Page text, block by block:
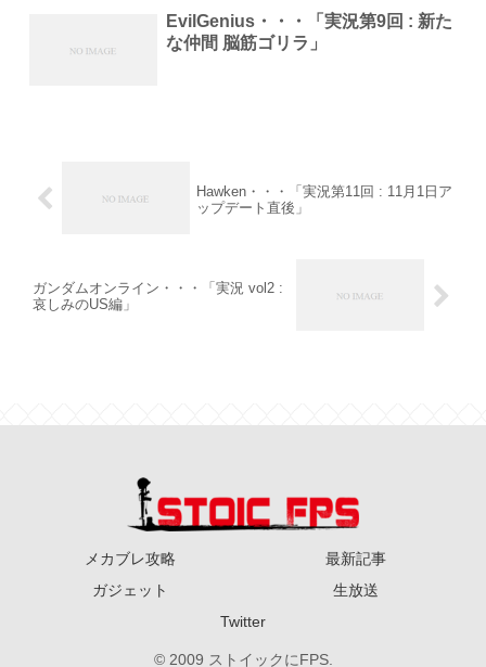
EvilGenius・・・「実況第9回 : 新た
な仲間 脳筋ゴリラ」
Hawken・・・「実況第11回 : 11月1日ア
ップデート直後」
ガンダムオンライン・・・「実況 vol2 :
哀しみのUS編」
メカブレ攻略
最新記事
ガジェット
生放送
Twitter
© 2009 ストイックにFPS.